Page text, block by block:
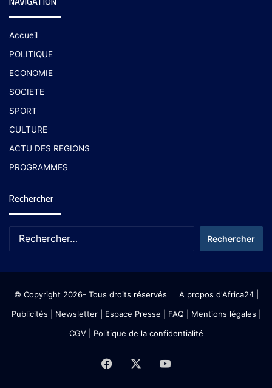
Accueil
POLITIQUE
ECONOMIE
SOCIETE
SPORT
CULTURE
ACTU DES REGIONS
PROGRAMMES
Rechercher
© Copyright 2026- Tous droits réservés A propos d'Africa24|
Publicités
Newsletter| Espace Presse | FAQ | Mentions légales
CGV| Politique de la confidentialité